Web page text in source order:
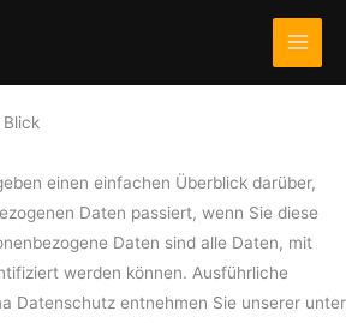
einen einfachen Überblick darüber,
Daten passiert, wenn Sie diese
Daten sind alle Daten, mit
werden können. Ausführliche
Datenschutz entnehmen Sie unserer unter